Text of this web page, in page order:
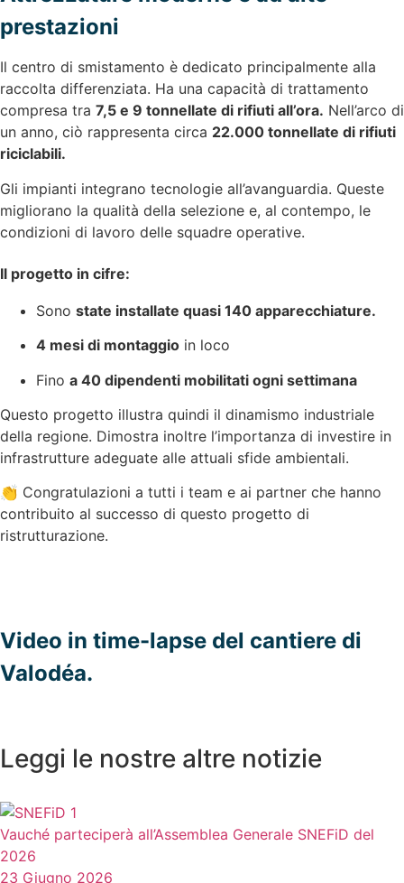
prestazioni
Il centro di smistamento è dedicato principalmente alla
raccolta differenziata. Ha una capacità di trattamento
compresa tra 7,5 e 9 tonnellate di rifiuti all’ora. Nell’arco di
un anno, ciò rappresenta circa 22.000 tonnellate di rifiuti
riciclabili.
Gli impianti integrano tecnologie all’avanguardia. Queste
migliorano la qualità della selezione e, al contempo, le
condizioni di lavoro delle squadre operative.
Il progetto in cifre:
Sono state installate quasi 140 apparecchiature.
4 mesi di montaggio in loco
Fino a 40 dipendenti mobilitati ogni settimana
Questo progetto illustra quindi il dinamismo industriale
della regione. Dimostra inoltre l’importanza di investire in
infrastrutture adeguate alle attuali sfide ambientali.
👏 Congratulazioni a tutti i team e ai partner che hanno
contribuito al successo di questo progetto di
ristrutturazione.
Video in time-lapse del cantiere di
Valodéa.
Leggi le nostre altre notizie
Vauché parteciperà all’Assemblea Generale SNEFiD del
2026
23 Giugno 2026